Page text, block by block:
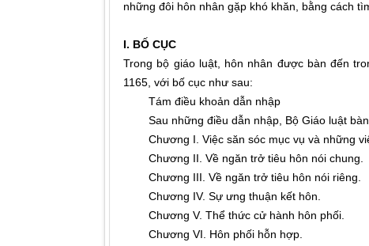
những đôi hôn nhân gặp khó khăn, bằng cách
I. BỐ CỤC
Trong bộ giáo luật, hôn nhân được bàn đến
1165, với bố cục như sau:
Tám điều khoản dẫn nhập
Sau những điều dẫn nhập, Bộ Giáo luật bàn
Chương I. Việc săn sóc mục vụ và những
Chương II. Về ngăn trở tiêu hôn nói chung.
Chương III. Về ngăn trở tiêu hôn nói riêng.
Chương IV. Sự ưng thuận kết hôn.
Chương V. Thể thức cử hành hôn phối.
Chương VI. Hôn phối hỗn hợp.